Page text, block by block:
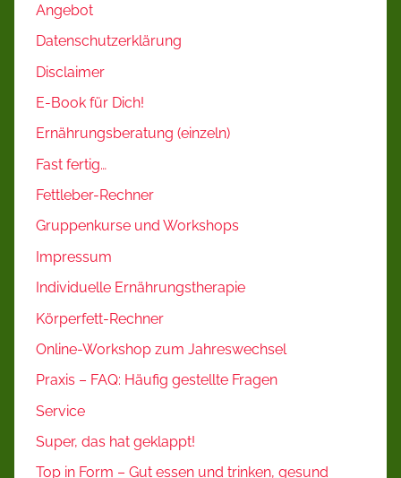
Angebot
Datenschutzerklärung
Disclaimer
E-Book für Dich!
Ernährungsberatung (einzeln)
Fast fertig…
Fettleber-Rechner
Gruppenkurse und Workshops
Impressum
Individuelle Ernährungstherapie
Körperfett-Rechner
Online-Workshop zum Jahreswechsel
Praxis – FAQ: Häufig gestellte Fragen
Service
Super, das hat geklappt!
Top in Form – Gut essen und trinken, gesund